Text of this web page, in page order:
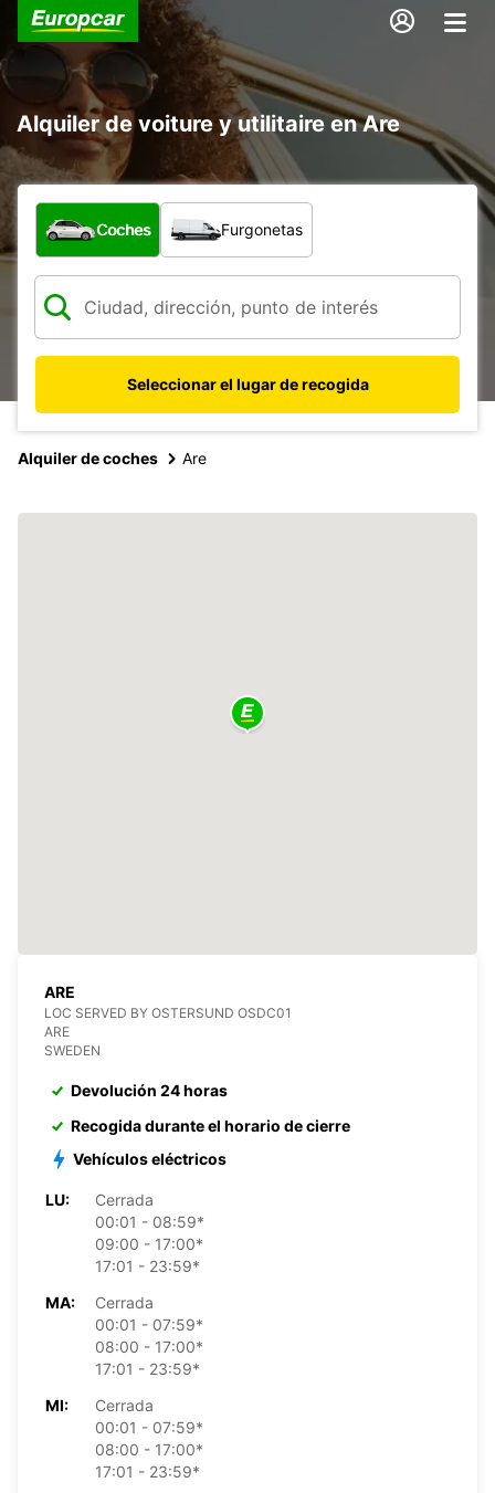
Alquiler de voiture y utilitaire en Are
¿Qué tipo de vehículo?
Coches Furgonetas
Seleccionar el lugar de recogida
Alquiler de coches Are
ARE
LOC SERVED BY OSTERSUND OSDC01
ARE
SWEDEN
Devolución 24 horas
Recogida durante el horario de cierre
Vehículos eléctricos
LU:
Cerrada
00:01 - 08:59*
09:00 - 17:00*
17:01 - 23:59*
MA:
Cerrada
00:01 - 07:59*
08:00 - 17:00*
17:01 - 23:59*
MI:
Cerrada
00:01 - 07:59*
08:00 - 17:00*
17:01 - 23:59*